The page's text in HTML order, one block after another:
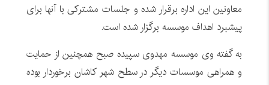
معاونین این اداره برقرار شده و جلسات مشترکی با آنها برای
پیشبرد اهداف موسسه برگزار شده است.
به گفته وی موسسه مهدوی سپیده صبح همچنین از حمایت
و همراهی موسسات دیگر در سطح شهر کاشان برخوردار بوده